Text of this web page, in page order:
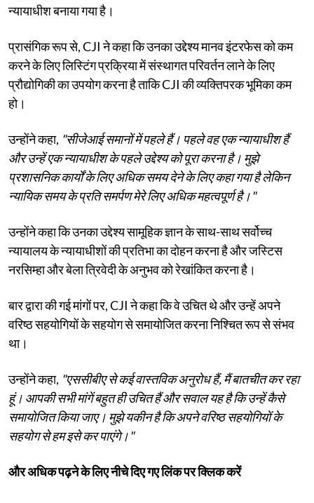
न्यायाधीश बनाया गया है।
प्रासंगिक रूप से, CJI ने कहा कि उनका उद्देश्य मानव इंटरफेस को कम
करने के लिए लिस्टिंग प्रक्रिया में संस्थागत परिवर्तन लाने के लिए
प्रौद्योगिकी का उपयोग करना है ताकि CJI की व्यक्तिपरक भूमिका कम
हो।
उन्होंने कहा, "सीजेआई समानों में पहले हैं। पहले वह एक न्यायाधीश हैं
और उन्हें एक न्यायाधीश के पहले उद्देश्य को पूरा करना है। मुझे
प्रशासनिक कार्यों के लिए अधिक समय देने के लिए कहा गया है लेकिन
न्यायिक समय के प्रति समर्पण मेरे लिए अधिक महत्वपूर्ण है।"
उन्होंने कहा कि उनका उद्देश्य सामूहिक ज्ञान के साथ-साथ सर्वोच्च
न्यायालय के न्यायाधीशों की प्रतिभा का दोहन करना है और जस्टिस
नरसिम्हा और बेला त्रिवेदी के अनुभव को रेखांकित करना है।
बार द्वारा की गई मांगों पर, CJI ने कहा कि वे उचित थे और उन्हें अपने
वरिष्ठ सहयोगियों के सहयोग से समायोजित करना निश्चित रूप से संभव
था।
उन्होंने कहा, "एससीबीए से कई वास्तविक अनुरोध हैं, मैं बातचीत कर रहा
हूं। आपकी सभी मांगें बहुत ही उचित हैं और सवाल यह है कि उन्हें कैसे
समायोजित किया जाए। मुझे यकीन है कि अपने वरिष्ठ सहयोगियों के
सहयोग से हम इसे कर पाएंगे।"
और अधिक पढ़ने के लिए नीचे दिए गए लिंक पर क्लिक करें